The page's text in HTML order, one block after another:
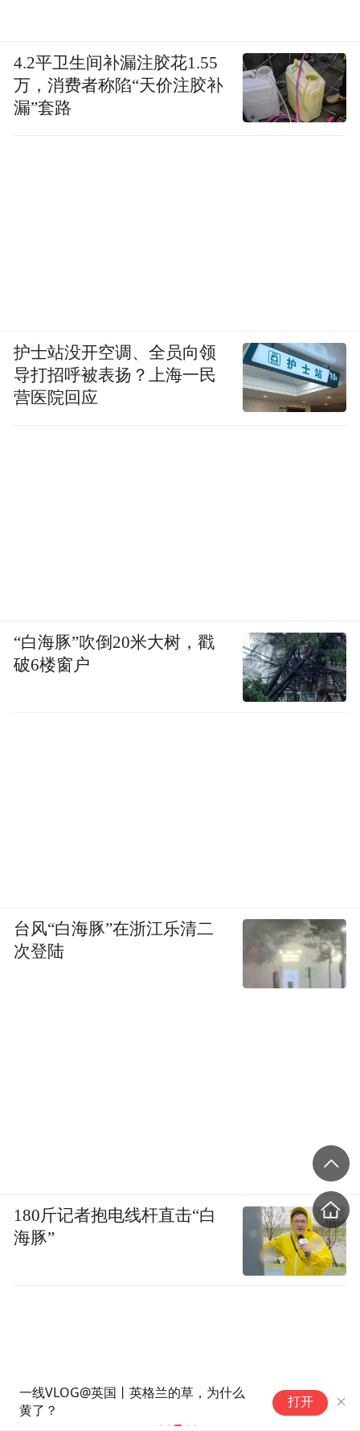
特朗普社交媒体视频再用泰勒歌
静音 两人曾公开互呛
打开
4.2平卫生间补漏注胶花1.55
万，消费者称陷“天价注胶补
漏”套路
护士站没开空调、全员向领
导打招呼被表扬？上海一民
营医院回应
“白海豚”吹倒20米大树，戳
破6楼窗户
台风“白海豚”在浙江乐清二
次登陆
180斤记者抱电线杆直击“白
海豚”